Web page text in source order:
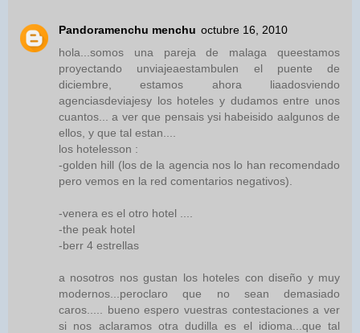
Pandoramenchu menchu octubre 16, 2010
hola...somos una pareja de malaga queestamos
proyectando unviajeaestambulen el puente de
diciembre, estamos ahora liaadosviendo
agenciasdeviajesy los hoteles y dudamos entre unos
cuantos... a ver que pensais ysi habeisido aalgunos de
ellos, y que tal estan....
los hotelesson :
-golden hill (los de la agencia nos lo han recomendado
pero vemos en la red comentarios negativos).
-venera es el otro hotel ....
-the peak hotel
-berr 4 estrellas
a nosotros nos gustan los hoteles con diseño y muy
modernos...peroclaro que no sean demasiado
caros..... bueno espero vuestras contestaciones a ver
si nos aclaramos otra dudilla es el idioma...que tal